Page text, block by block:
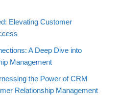
Elevating Customer
A Deep Dive into
Management
the Power of CRM
Relationship Management